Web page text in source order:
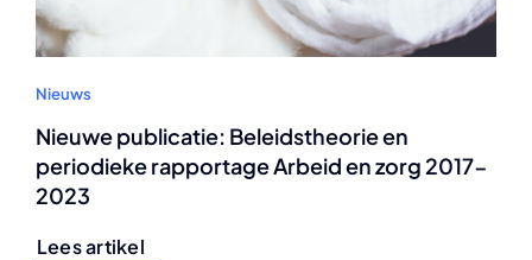
Nieuws
Nieuwe publicatie: Beleidstheorie en
periodieke rapportage Arbeid en zorg 2017-
2023
Lees artikel